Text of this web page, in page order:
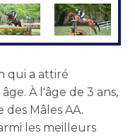
qui a attiré
À l'âge de 3 ans,
Mâles AA.
les meilleurs